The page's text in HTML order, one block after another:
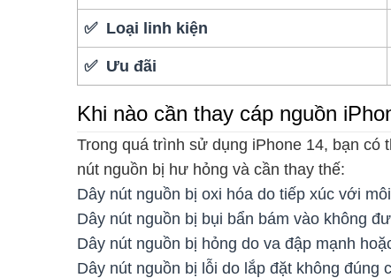
✅ Loại linh kiện
✅ Ưu đãi
Khi nào cần thay cáp nguồn
Trong quá trình sử dụng iPhone 14, bạn
nút nguồn bị hư hỏng và cần thay thế:
Dây nút nguồn bị oxi hóa do tiếp xúc với
Dây nút nguồn bị bụi bẩn bám vào không
Dây nút nguồn bị hỏng do va đập mạnh
Dây nút nguồn bị lỗi do lắp đặt không